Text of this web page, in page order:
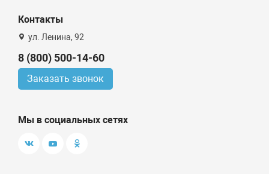
Контакты
ул. Ленина, 92
8 (800) 500-14-60
Заказать звонок
Мы в социальных сетях